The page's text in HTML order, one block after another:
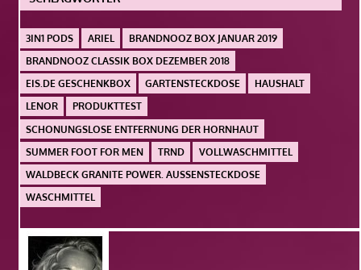
3IN1 PODS ARIEL
BRANDNOOZ BOX JANUAR 2019
BRANDNOOZ CLASSIK BOX DEZEMBER 2018
EIS.DE GESCHENKBOX
GARTENSTECKDOSE
HAUSHALT
LENOR
PRODUKTTEST
SCHONUNGSLOSE ENTFERNUNG DER HORNHAUT
SUMMER FOOT FOR MEN
TRND
VOLLWASCHMITTEL
WALDBECK GRANITE POWER. AUSSENSTECKDOSE
WASCHMITTEL